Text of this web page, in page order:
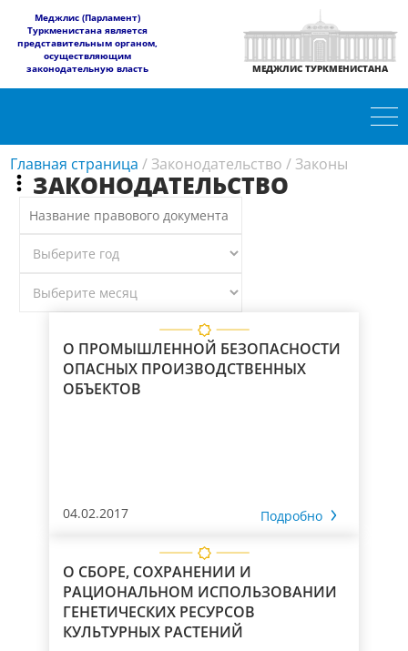
​Меджлис (Парламент)
Туркменистана является
представительным органом,
осуществляющим
законодательную власть
МЕДЖЛИС ТУРКМЕНИСТАНА
Главная страница / Законодательство / Законы
ЗАКОНОДАТЕЛЬСТВО
О ПРОМЫШЛЕННОЙ БЕЗОПАСНОСТИ
ОПАСНЫХ ПРОИЗВОДСТВЕННЫХ
ОБЪЕКТОВ
04.02.2017 Подробно
О СБОРЕ, СОХРАНЕНИИ И
РАЦИОНАЛЬНОМ ИСПОЛЬЗОВАНИИ
ГЕНЕТИЧЕСКИХ РЕСУРСОВ
КУЛЬТУРНЫХ РАСТЕНИЙ